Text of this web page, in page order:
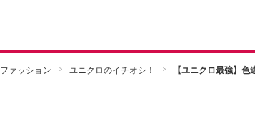
ファッション ユニクロのイチオシ！ 【ユニクロ最強】